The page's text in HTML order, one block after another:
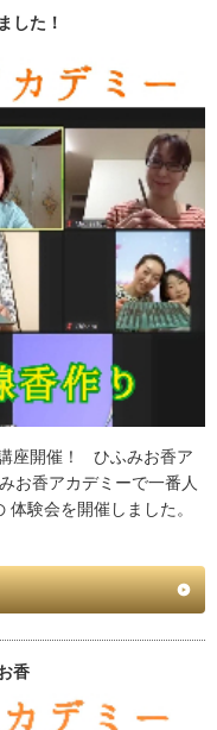
した！
座開催！ ひふみお香ア
お香アカデミーで一番人
験会を開催しました。
香